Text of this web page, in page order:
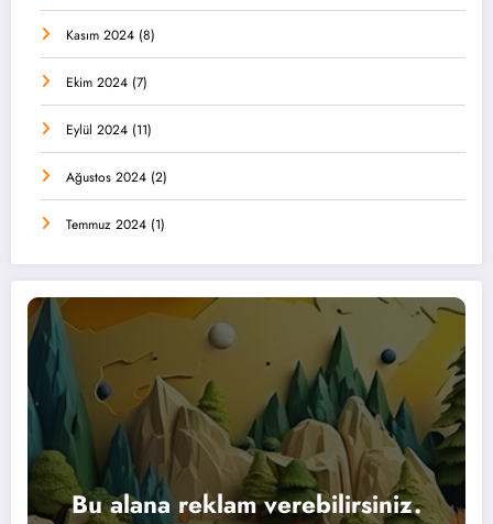
Kasım 2024 (8)
Ekim 2024 (7)
Eylül 2024 (11)
Ağustos 2024 (2)
Temmuz 2024 (1)
Bu alana reklam verebilirsiniz.